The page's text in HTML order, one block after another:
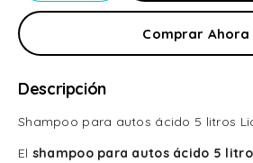
Comprar Ahora
Descripción
Shampoo para autos ácido 5 litros
El shampoo para autos ácido 5